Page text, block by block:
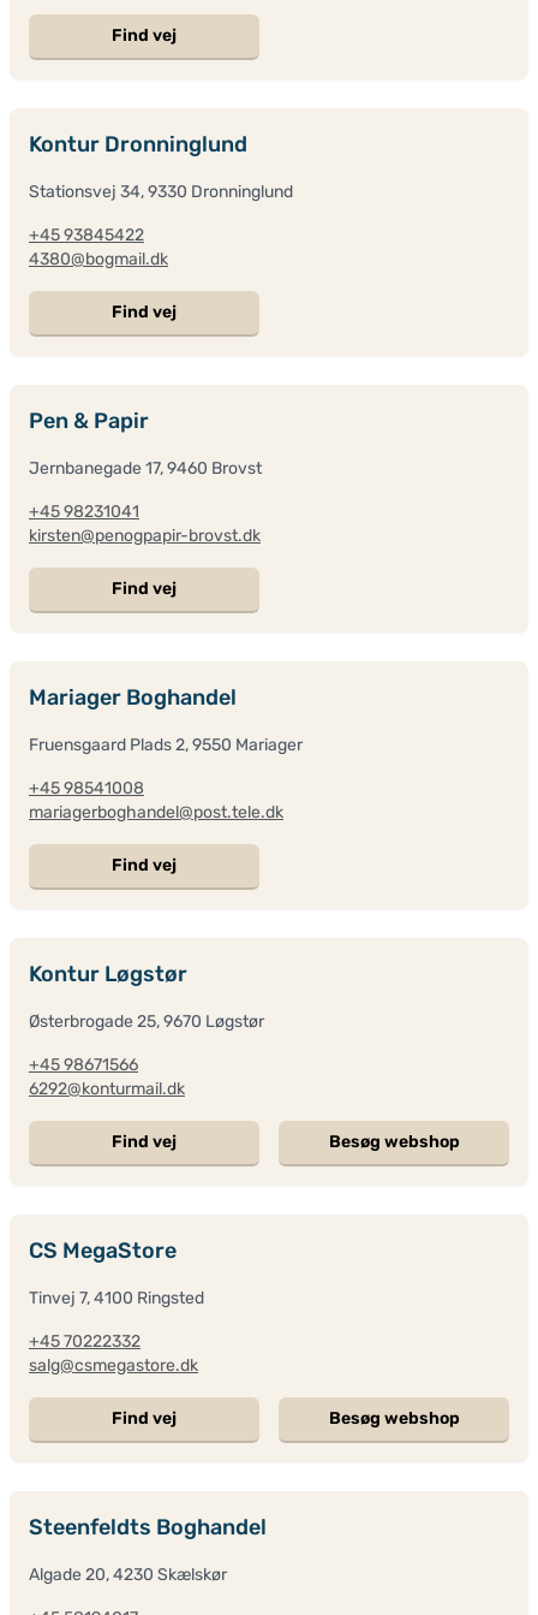
Find vej
Kontur Dronninglund
Stationsvej 34, 9330 Dronninglund
+45 93845422
4380@bogmail.dk
Find vej
Pen & Papir
Jernbanegade 17, 9460 Brovst
+45 98231041
kirsten@penogpapir-brovst.dk
Find vej
Mariager Boghandel
Fruensgaard Plads 2, 9550 Mariager
+45 98541008
mariagerboghandel@post.tele.dk
Find vej
Kontur Løgstør
Østerbrogade 25, 9670 Løgstør
+45 98671566
6292@konturmail.dk
Find vej Besøg webshop
CS MegaStore
Tinvej 7, 4100 Ringsted
+45 70222332
salg@csmegastore.dk
Find vej Besøg webshop
Steenfeldts Boghandel
Algade 20, 4230 Skælskør